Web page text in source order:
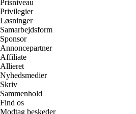
Prisniveau
Privilegier
Løsninger
Samarbejdsform
Sponsor
Annoncepartner
Affiliate
Allieret
Nyhedsmedier
Skriv
Sammenhold
Find os
Modtag beskeder